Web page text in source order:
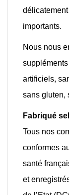
importants.
Nous nous
artificiels,
sans gluten,
Fabriqué
Tous nos
conformes
santé
et